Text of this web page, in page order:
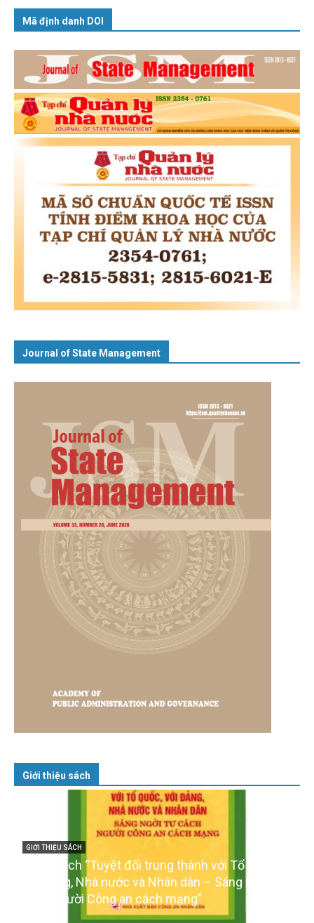
Mã định danh DOI
Journal of State Management
Giới thiệu sách
GIỚI THIỆU SÁCH
Ra mắt ba cuốn sách ảnh chào mừng Đại
của Đảng
16/01/2026